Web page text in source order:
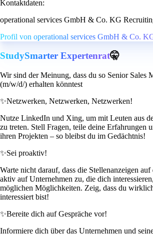
Kontaktdaten:
operational services GmbH & Co. KG
Profil von operational services GmbH & Co.
StudySmarter Expertenrat🤫
Wir sind der Meinung, dass du so Senior Sales
(m/w/d/) erhalten könntest
✨Netzwerken, Netzwerken, Netzwerken!
Nutze LinkedIn und Xing, um mit Leuten aus
zu treten. Stell Fragen, teile deine Erfahrungen
ihren Projekten – so bleibst du im Gedächtnis!
✨Sei proaktiv!
Warte nicht darauf, dass die Stellenanzeigen
aktiv auf Unternehmen zu, die dich
möglichen Möglichkeiten. Zeig, dass du
interessiert bist!
✨Bereite dich auf Gespräche vor!
Informiere dich über das Unternehmen und